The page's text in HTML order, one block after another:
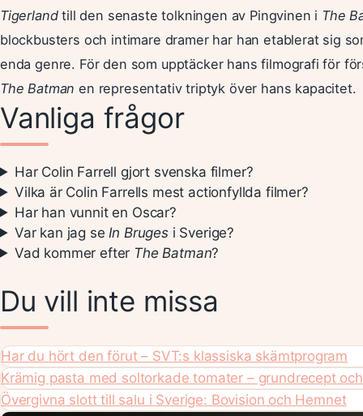
Tigerlandtill den senaste tolkningen av Pingvinen i The
blockbusters och intimare dramer har han etablerat sig
enda genre. För den som upptäcker hans filmografi för
The Batman en representativ triptyk över hans kapacitet.
Vanliga frågor
Har Colin Farrell gjort svenska filmer?
Vilka är Colin Farrells mest actionfyllda filmer?
Har han vunnit en Oscar?
Var kan jag se In Brugesi Sverige?
Vad kommer efter The Batman?
Du vill inte missa
Har du hört den förut – SVT:s klassiska skämtprogram
Krämig pasta med soltorkade tomater – grundrecept
Övergivna slott till salu i Sverige: Bovision och Hemnet